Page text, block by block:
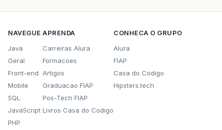
NAVEGUE
Java
Geral
Front-end
Mobile
SQL
JavaScript
PHP
APRENDA
Carreiras Alura
Formacoes
Artigos
Graduacao FIAP
Pos-Tech FIAP
Livros Casa do Codigo
CONHECA O GRUPO
Alura
FIAP
Casa do Codigo
Hipsters.tech